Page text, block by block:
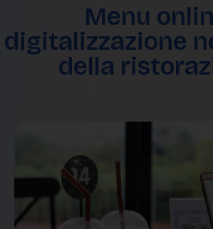
Menu
digitalizzazione
della